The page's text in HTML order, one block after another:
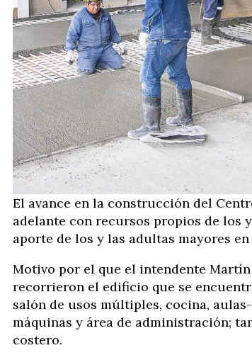
El avance en la construcción del
adelante con recursos propios de los
aporte de los y las adultas mayores
Motivo por el que el intendente
recorrieron el edificio que se
salón de usos múltiples, cocina,
máquinas y área de administración;
costero.